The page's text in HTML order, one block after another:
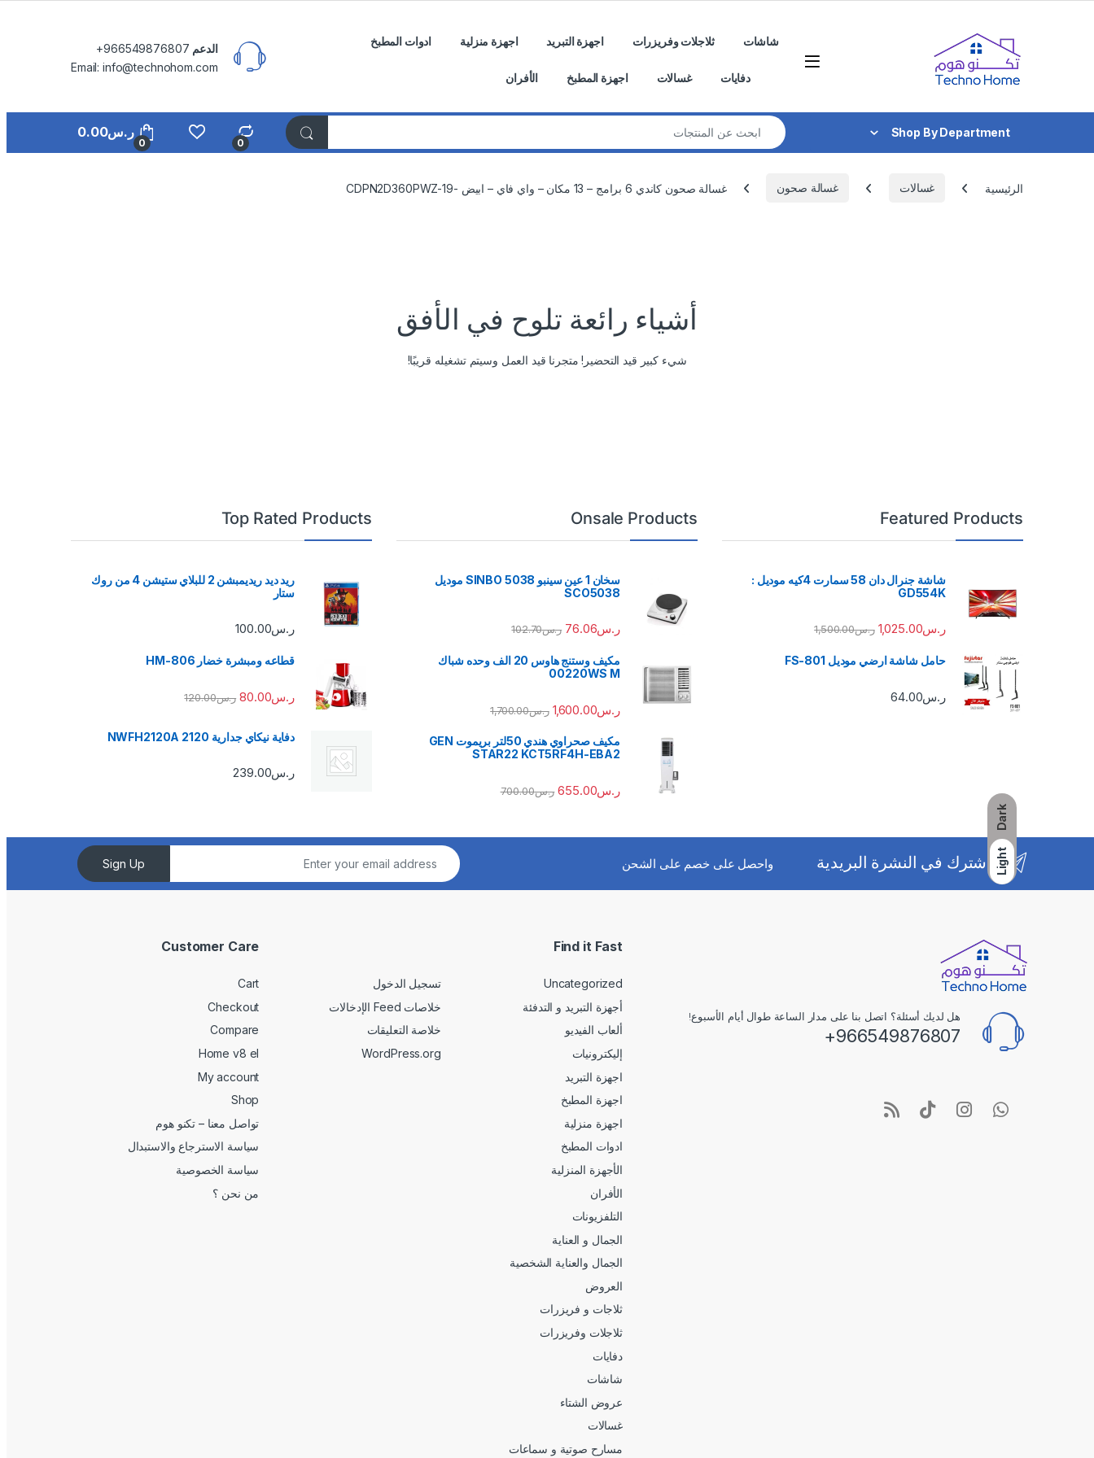
Dark
Light
شاشات ثلاجلات وفريزرات اجهزة التبريد اجهزة منزلية ادوات المطبخ
دفايات غسالات اجهزة المطبخ الأفران
الدعم
Email: info@technohom.com
Shop By Department
Search for:
0
0
ر.س0.00
الرئيسية غسالات غسالة صحون غسالة صحون كاندي 6 برامج – 13 مكان – واي فاي – ابيض -CDPN2D360PWZ-19
أشياء رائعة تلوح في الأفق
شيء كبير قيد التحضير! متجرنا قيد العمل وسيتم تشغيله قريبًا!
Featured Products
شاشة جنرال دان 58 سمارت 4كيه موديل :
GD554K
ر.س1,025.00 ر.س1,500.00
حامل شاشة ارضي موديل FS-801
ر.س64.00
Onsale Products
سخان 1 عين سينبو 5038 SINBO موديل
SCO5038
ر.س76.06 ر.س102.70
مكيف وستنج هاوس 20 الف وحده شباك
00220WS M
ر.س1,600.00 ر.س1,700.00
مكيف صحراوي هندي 50لتر بريموت GEN
STAR22 KCT5RF4H-EBA2
ر.س655.00 ر.س700.00
Top Rated Products
ريد ديد ريديمبشن 2 للبلاي ستيشن 4 من روك
ستار
ر.س100.00
قطاعه ومبشرة خضار HM-806
ر.س80.00 ر.س120.00
دفاية نيكاي جدارية 2120 NWFH2120A
ر.س239.00
اشترك في النشرة البريدية واحصل على خصم على الشحن Sign Up
هل لديك أسئلة؟ اتصل بنا على مدار الساعة طوال أيام الأسبوع!
Find it Fast
Uncategorized
أجهزة التبريد و التدفئة
ألعاب الفيديو
إليكترونيات
اجهزة التبريد
اجهزة المطبخ
اجهزة منزلية
ادوات المطبخ
الأجهزة المنزلية
الأفران
التلفزيونات
الجمال و العناية
الجمال والعناية الشخصية
العروض
ثلاجات و فريزرات
ثلاجلات وفريزرات
دفايات
شاشات
عروض الشتاء
غسالات
مسارح صوتية و سماعات
تسجيل الدخول
خلاصات Feed الإدخالات
خلاصة التعليقات
WordPress.org
Customer Care
Cart
Checkout
Compare
Home v8 el
My account
Shop
تواصل معنا – تكنو هوم
سياسة الاسترجاع والاستبدال
سياسة الخصوصية
من نحن ؟